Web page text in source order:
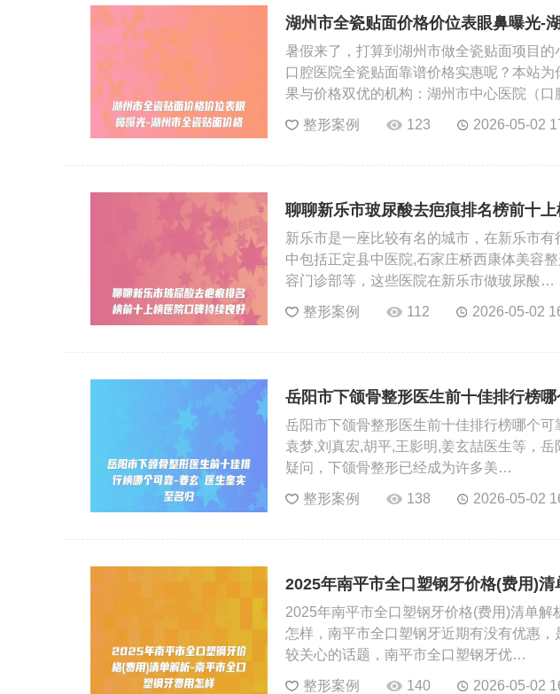
湖州市全瓷贴面价格价位表眼鼻曝光-
暑假来了，打算到湖州市做全瓷贴面项目
口腔医院全瓷贴面靠谱价格实惠呢？本站
果与价格双优的机构：湖州市中心医院（
整形案例 123 2026-05-02
聊聊新乐市玻尿酸去疤痕排名榜前十
新乐市是一座比较有名的城市，在新乐市
中包括正定县中医院,石家庄桥西康体美容
容门诊部等，这些医院在新乐市做玻尿酸…
整形案例 112 2026-05-02
岳阳市下颌骨整形医生前十佳排行榜
实至名归
岳阳市下颌骨整形医生前十佳排行榜哪个可
袁梦,刘真宏,胡平,王影明,姜玄喆医生等，
疑问，下颌骨整形已经成为许多美…
整形案例 138 2026-05-02
2025年南平市全口塑钢牙价格(费用)
牙费用怎样
2025年南平市全口塑钢牙价格(费用)清单解
怎样，南平市全口塑钢牙近期有没有优惠
较关心的话题，南平市全口塑钢牙优…
整形案例 140 2026-05-02